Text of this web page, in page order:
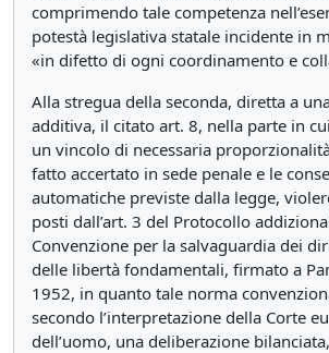
comprimendo tale competenza
potestà legislativa statale incidente in
«in difetto di ogni coordinamento e
Alla stregua della seconda, diretta a
additiva, il citato art. 8, nella parte in
un vincolo di necessaria
fatto accertato in sede penale e le
automatiche previste dalla legge,
posti dall’art. 3 del Protocollo
Convenzione per la salvaguardia dei
delle libertà fondamentali, firmato a
1952, in quanto tale norma
secondo l’interpretazione della Corte
dell’uomo, una deliberazione